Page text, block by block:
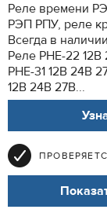
Реле времени
РЭП РПУ, реле
Всегда в
Реле РНЕ-22 12В
РНЕ-31 12В 24В
12В 24В 27В...